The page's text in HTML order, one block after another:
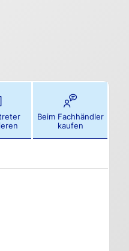
Beim Fachhändler
kaufen